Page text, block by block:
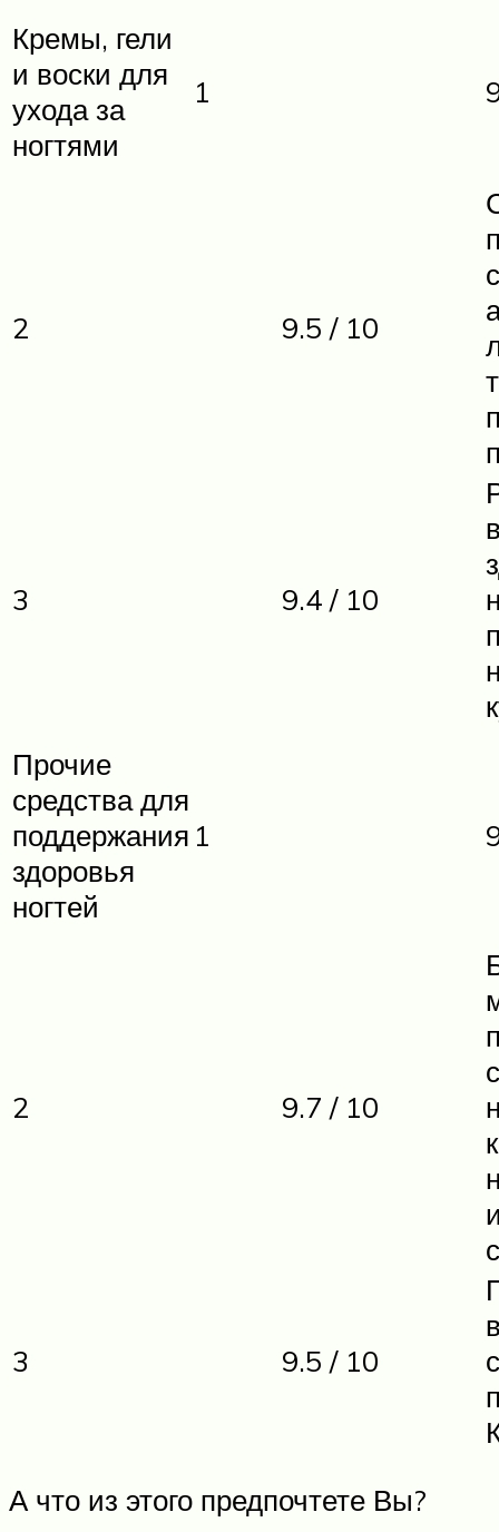
Кремы, гели
и воски для
ухода за
ногтями
1
2 9.5 / 10
3 9.4 / 10
Прочие
средства для
поддержания
здоровья
ногтей
1
2 9.7 / 10
3 9.5 / 10
А что из этого предпочтете Вы?